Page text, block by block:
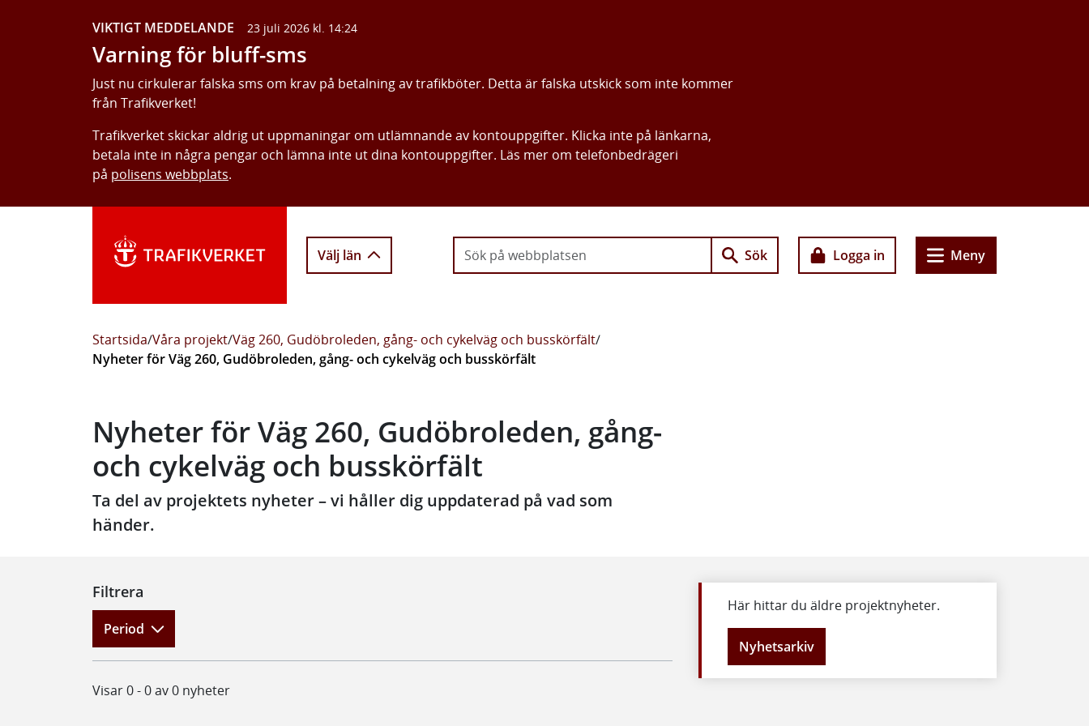
VIKTIGT MEDDELANDE 23 juli 2026 kl. 14:24
Varning för bluff-sms
Just nu cirkulerar falska sms om krav på betalning av trafikböter. Detta är falska utskick som inte kommer
från Trafikverket!
Trafikverket skickar aldrig ut uppmaningar om utlämnande av kontouppgifter. Klicka inte på länkarna,
betala inte in några pengar och lämna inte ut dina kontouppgifter. Läs mer om telefonbedrägeri
på polisens webbplats.
Välj län Sök Logga in Meny
Startsida/Våra projekt/Väg 260, Gudöbroleden, gång- och cykelväg och busskörfält/
Nyheter för Väg 260, Gudöbroleden, gång- och cykelväg och busskörfält
Nyheter för Väg 260, Gudöbroleden, gång-
och cykelväg och busskörfält
Ta del av projektets nyheter – vi håller dig uppdaterad på vad som
händer.
Filtrera
Period
Visar 0 - 0 av 0 nyheter
Här hittar du äldre projektnyheter.
Nyhetsarkiv